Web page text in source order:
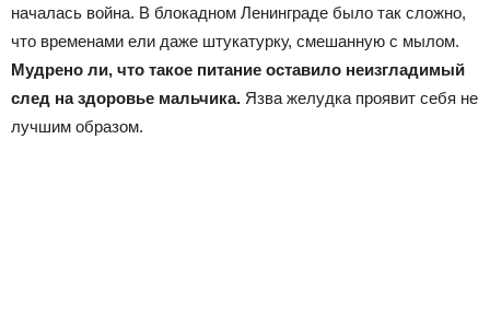
началась война. В блокадном Ленинграде было так сложно,
что временами ели даже штукатурку, смешанную с мылом.
Мудрено ли, что такое питание оставило неизгладимый
след на здоровье мальчика. Язва желудка проявит себя не
лучшим образом.